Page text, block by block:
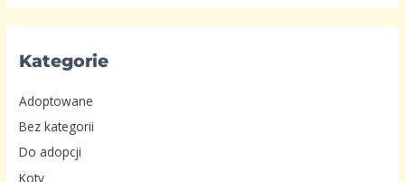
Kategorie
Adoptowane
Bez kategorii
Do adopcji
Koty